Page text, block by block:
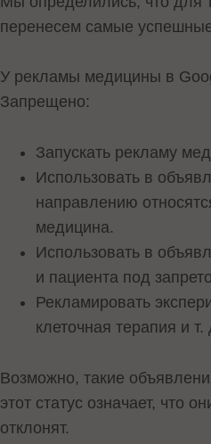
перенесем самые
У рекламы медицины в
Запрещено:
Запускать рекламу
Использовать в
направлению
медицина.
Использовать в
и пациента под
Рекламировать
клеточная терапия и
Возможно, такие
этот статус означает, что
отклонят.